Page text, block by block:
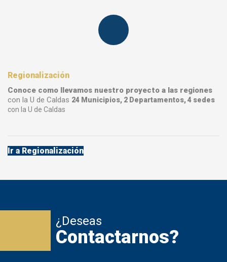
Regionalización
Conoce como llevamos nuestro proyecto a las regiones
con la U de Caldas 24 Municipios, 2 Departamentos, 4 sedes
con la U de Caldas
Ir a Regionalización
¿Deseas
Contactarnos?